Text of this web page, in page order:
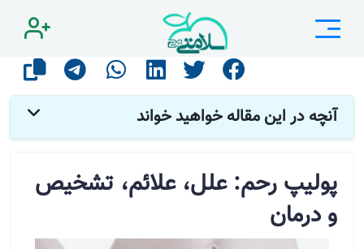
صفحه اصلی زنان و زایمان پولیپ رحم: علل، علائم، تشخیص و درمان
آنچه در این مقاله خواهید خواند
پولیپ رحم: علل، علائم، تشخیص
و درمان